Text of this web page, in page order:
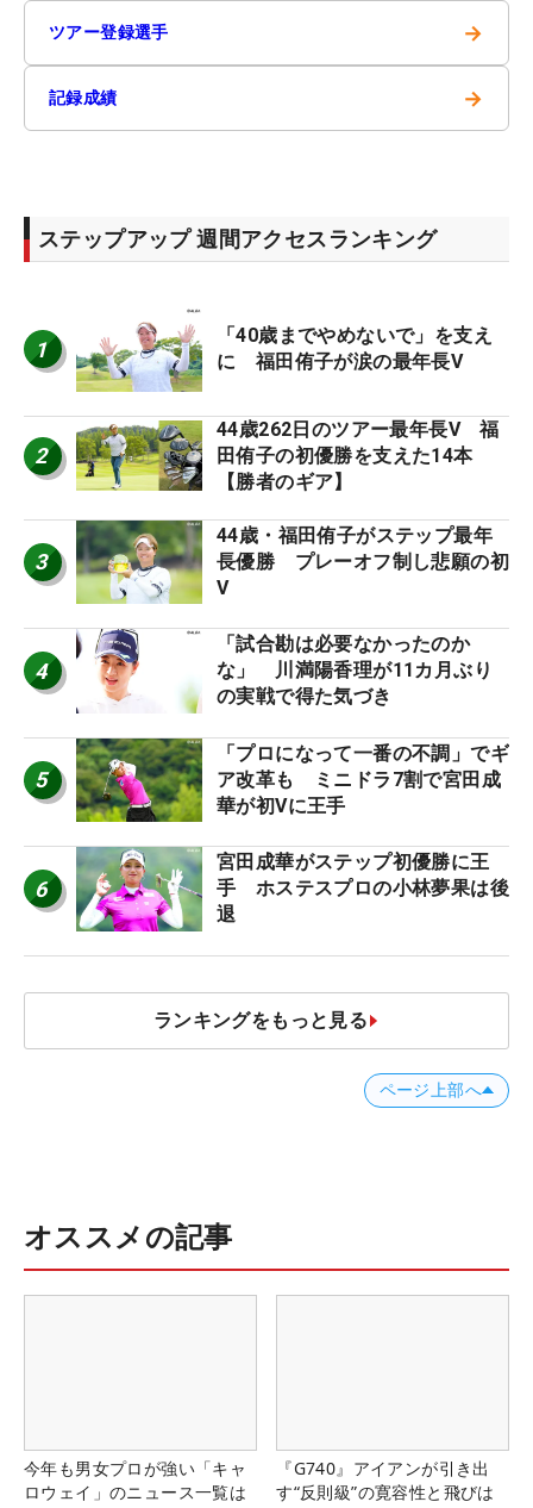
ツアー登録選手 →
記録成績 →
ステップアップ 週間アクセスランキング
1
「40歳までやめないで」を支え
に 福田侑子が涙の最年長V
2
44歳262日のツアー最年長V 福
田侑子の初優勝を支えた14本
【勝者のギア】
3
44歳・福田侑子がステップ最年
長優勝 プレーオフ制し悲願の初
V
4
「試合勘は必要なかったのか
な」 川満陽香理が11カ月ぶり
の実戦で得た気づき
5
「プロになって一番の不調」でギ
ア改革も ミニドラ7割で宮田成
華が初Vに王手
6
宮田成華がステップ初優勝に王
手 ホステスプロの小林夢果は後
退
ランキングをもっと見る
ページ上部へ
オススメの記事
今年も男女プロが強い「キャ
ロウェイ」のニュース一覧は
『G740』アイアンが引き出
す“反則級”の寛容性と飛びは